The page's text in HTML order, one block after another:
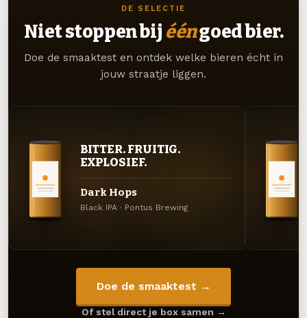
DE SELECTIE
Niet stoppen bij ééngoed bier.
Doe de smaaktest en ontdek welke bieren écht in
jouw straatje liggen.
BITTER. FRUITIG.
EXPLOSIEF.
Dark Hops
Black IPA · Pontus Brewing
Doe de smaaktest →
Of stel direct je box samen →